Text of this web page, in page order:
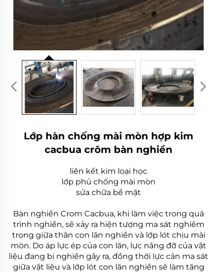
Lớp hàn chống mài mòn hợp kim
cacbua crôm bàn nghiền
liên kết kim loại học
lớp phủ chống mài mòn
sửa chữa bề mặt
Bàn nghiền Crom Cacbua, khi làm việc trong quá
trình nghiền, sẽ xảy ra hiện tượng ma sát nghiêm
trọng giữa thân con lăn nghiền và lớp lót chịu mài
mòn. Do áp lực ép của con lăn, lực nâng đỡ của vật
liệu đang bị nghiền gây ra, đồng thời lực cản ma sát
giữa vật liệu và lớp lót con lăn nghiền sẽ làm tăng